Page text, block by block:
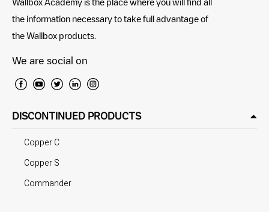
Wallbox Academy is the place where you will find all
the information necessary to take full advantage of
the Wallbox products.
We are social on
DISCONTINUED PRODUCTS
Copper C
Copper S
Commander